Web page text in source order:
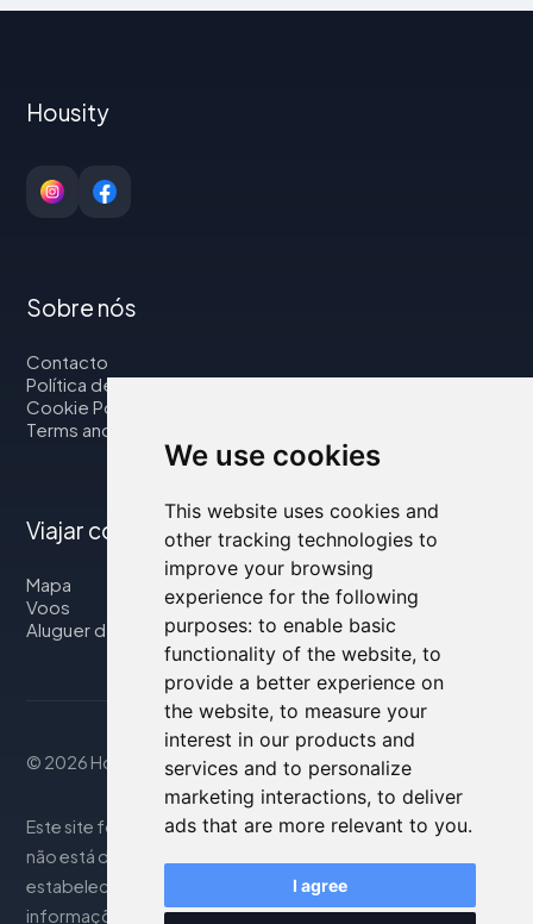
We use cookies
This website uses cookies and
other tracking technologies to
improve your browsing
experience for the following
purposes: to enable basic
functionality of the website, to
provide a better experience on
the website, to measure your
interest in our products and
services and to personalize
marketing interactions, to deliver
ads that are more relevant to you.
I agree
Housity
Sobre nós
Contacto
Política de privacidade
Cookie Policy
Terms and Conditions
Viajar connosco
Mapa
Voos
Aluguer de automóveis
© 2026 Housity.net
Este site fornece informações apenas para referência e
não está de forma alguma associado aos
estabelecimentos de hospedagem mencionados. As
informações exibidas podem ser imprecisas ou